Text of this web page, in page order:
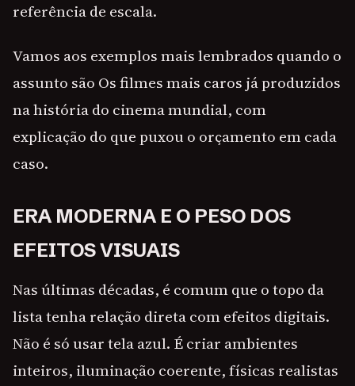
referência de escala.
Vamos aos exemplos mais lembrados quando o
assunto são Os filmes mais caros já produzidos
na história do cinema mundial, com
explicação do que puxou o orçamento em cada
caso.
ERA MODERNA E O PESO DOS
EFEITOS VISUAIS
Nas últimas décadas, é comum que o topo da
lista tenha relação direta com efeitos digitais.
Não é só usar tela azul. É criar ambientes
inteiros, iluminação coerente, físicas realistas